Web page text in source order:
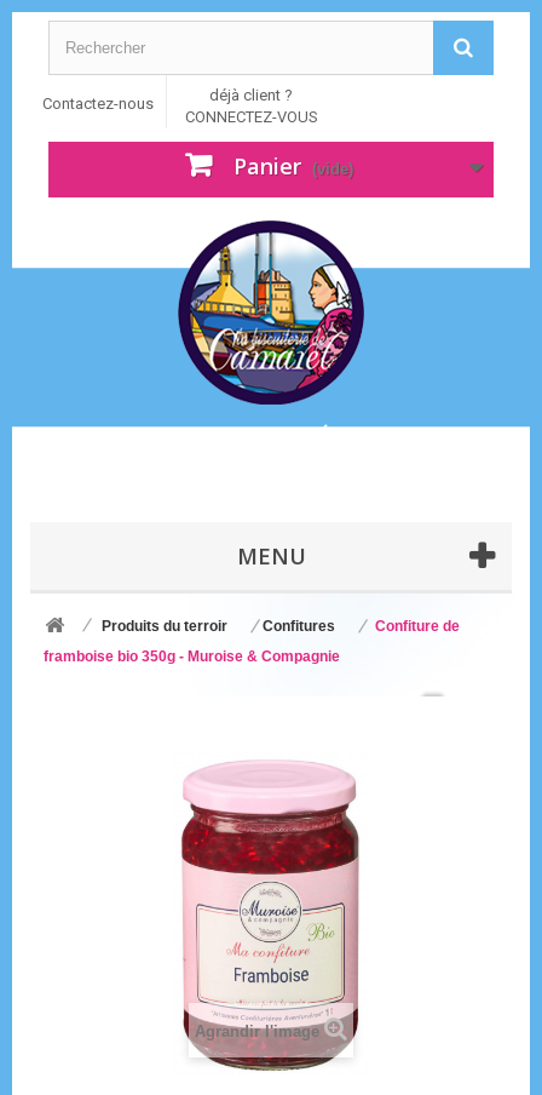
Contactez-nous
déjà client ?
CONNECTEZ-VOUS
Panier (vide)
MENU
Produits du terroir Confitures
Confiture de
framboise bio 350g - Muroise & Compagnie
Agrandir l'image